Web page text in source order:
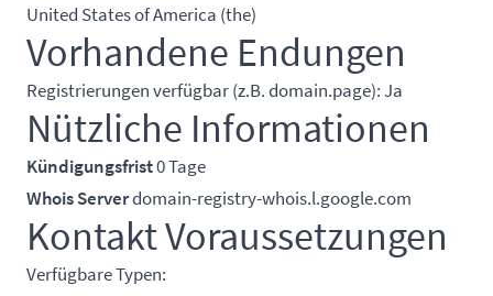
United States of America (the)
Vorhandene Endungen
Registrierungen verfügbar (z.B. domain.page): Ja
Nützliche Informationen
Kündigungsfrist0 Tage
Whois Serverdomain-registry-whois.l.google.com
Kontakt Voraussetzungen
Verfügbare Typen: